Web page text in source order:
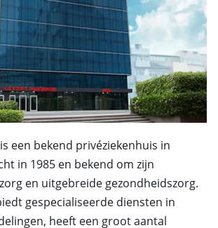
een bekend privéziekenhuis in
in 1985 en bekend om zijn
en uitgebreide gezondheidszorg.
gespecialiseerde diensten in
heeft een groot aantal